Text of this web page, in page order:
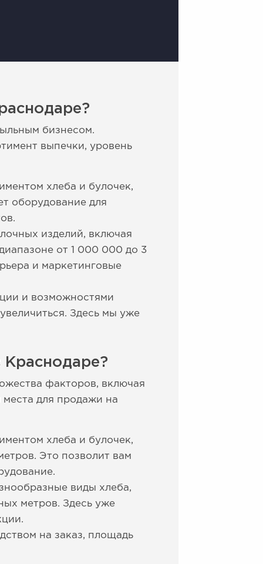
бизнесом.
выпечки, уровень
хлеба и булочек,
оборудование для
изделий, включая
от 1 000 000 до 3
и маркетинговые
и возможностями
Здесь мы уже
факторов, включая
для продажи на
хлеба и булочек,
Это позволит вам
виды хлеба,
метров. Здесь уже
на заказ, площадь